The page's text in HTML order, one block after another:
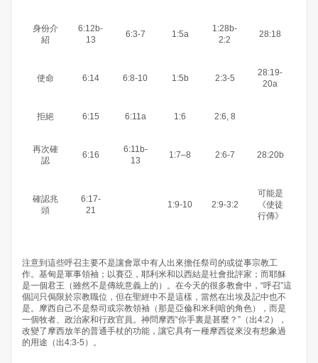
身份介
紹
6:12b-
13
6:3-7 1:5a
1:28b-
2:2
28:18
使命 6:14 6:8-10 1:5b 2:3-5
28:19-
20a
拒絕 6:15 6:11a 1:6 2:6, 8
再次確
認
6:16
6:11b-
13
1:7–8 2:6-7 28:20b
確認兆
頭
6:17-
21
1:9-10 2:9-3:2
可能是
《使徒
行傳》
注意到這些呼召主要不是讓會眾中有人出來擔任祭司的或從事宗教工
作。基甸是軍事領袖；以賽亞，耶利米和以西結是社會批評家；而耶穌
是一個君王（雖然不是傳統意義上的）。在今天的很多教會中，“呼召”這
個詞只侷限於宗教職位，但在聖經中不是這樣，當然在出埃及記中也不
是。摩西自己不是祭司或宗教領袖（那是亞倫和米利暗的角色），而是
一個牧者、政治家和行政官員。神問摩西“你手裏是甚麼？”（出4:2），
改變了摩西放羊的普通手杖的功能，讓它具有一種摩西從來沒有想象過
的用途（出4:3-5）。